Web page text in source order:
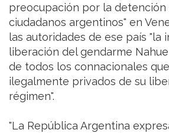
preocupación por la detención
ciudadanos argentinos" en
las autoridades de ese país "la
liberación del gendarme
de todos los connacionales
ilegalmente privados de su
régimen".
"La República Argentina